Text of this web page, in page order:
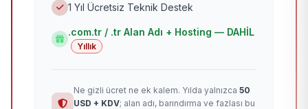
1 Yıl Ücretsiz Teknik Destek
.com.tr / .tr Alan Adı + Hosting — DAHİL
Yıllık
Ne gizli ücret ne ek kalem. Yılda yalnızca 50
USD + KDV; alan adı, barındırma ve fazlası bu